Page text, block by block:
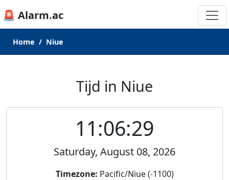
🚨 Alarm.ac
Home Niue
Tijd in Niue
11:06:29
Saturday, August 08, 2026
Timezone: Pacific/Niue (-1100)